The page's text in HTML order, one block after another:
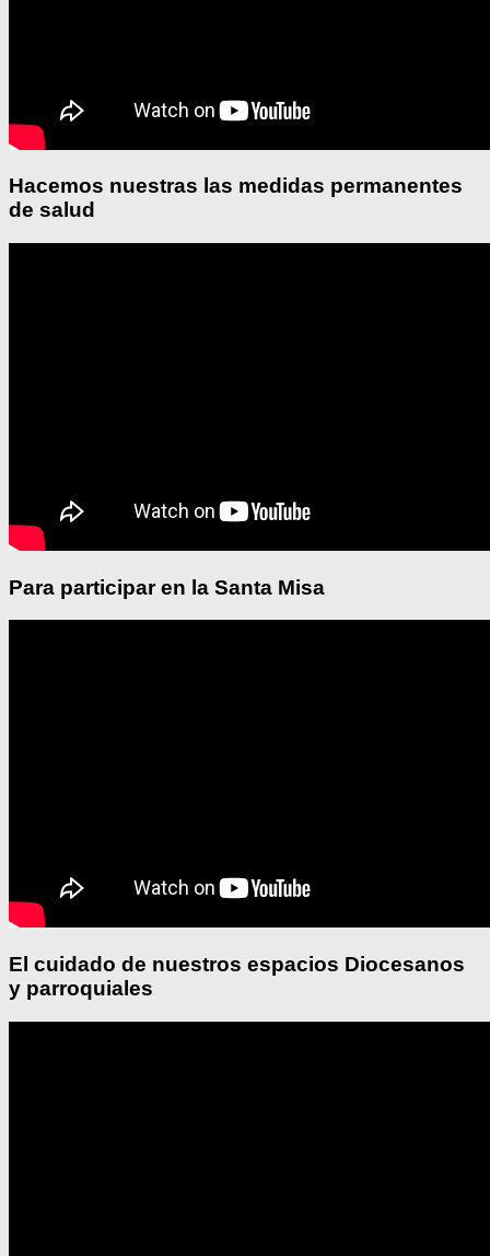
Hacemos nuestras las medidas permanentes
de salud
Para participar en la Santa Misa
El cuidado de nuestros espacios Diocesanos
y parroquiales